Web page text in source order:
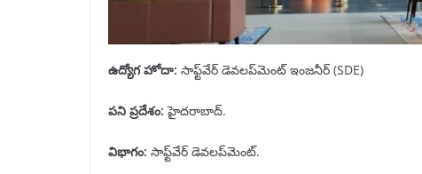
ఉద్యోగ హోదా: సాఫ్ట్‌వేర్ డెవలప్‌మెంట్ ఇంజనీర్ (SDE)
పని ప్రదేశం: హైదరాబాద్.
విభాగం: సాఫ్ట్‌వేర్ డెవలప్‌మెంట్.